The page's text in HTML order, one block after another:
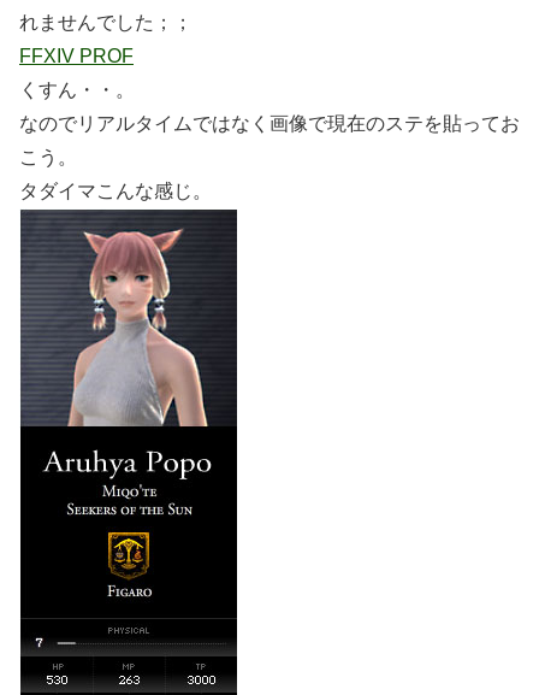
れませんでした；；
FFXIV PROF
くすん・・。
なのでリアルタイムではなく画像で現在のステを貼ってお
こう。
タダイマこんな感じ。